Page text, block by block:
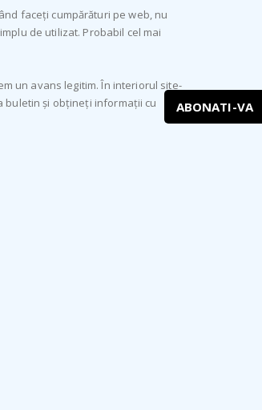
faceți cumpărături pe web, nu
de utilizat. Probabil cel mai
un avans legitim. În interiorul site-
buletin și obțineți informații cu
ABONATI-VA